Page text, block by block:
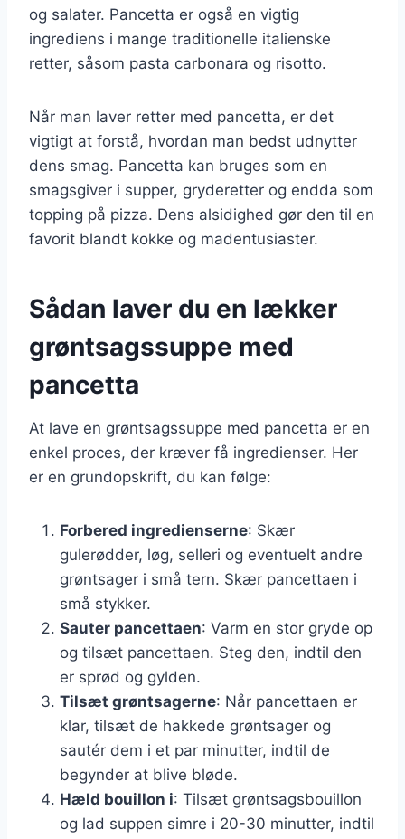
og salater. Pancetta er også en vigtig
ingrediens i mange traditionelle italienske
retter, såsom pasta carbonara og risotto.
Når man laver retter med pancetta, er det
vigtigt at forstå, hvordan man bedst udnytter
dens smag. Pancetta kan bruges som en
smagsgiver i supper, gryderetter og endda som
topping på pizza. Dens alsidighed gør den til en
favorit blandt kokke og madentusiaster.
Sådan laver du en lækker
grøntsagssuppe med
pancetta
At lave en grøntsagssuppe med pancetta er en
enkel proces, der kræver få ingredienser. Her
er en grundopskrift, du kan følge:
Forbered ingredienserne: Skær
gulerødder, løg, selleri og eventuelt andre
grøntsager i små tern. Skær pancettaen i
små stykker.
Sauter pancettaen: Varm en stor gryde op
og tilsæt pancettaen. Steg den, indtil den
er sprød og gylden.
Tilsæt grøntsagerne: Når pancettaen er
klar, tilsæt de hakkede grøntsager og
sautér dem i et par minutter, indtil de
begynder at blive bløde.
Hæld bouillon i: Tilsæt grøntsagsbouillon
og lad suppen simre i 20-30 minutter, indtil